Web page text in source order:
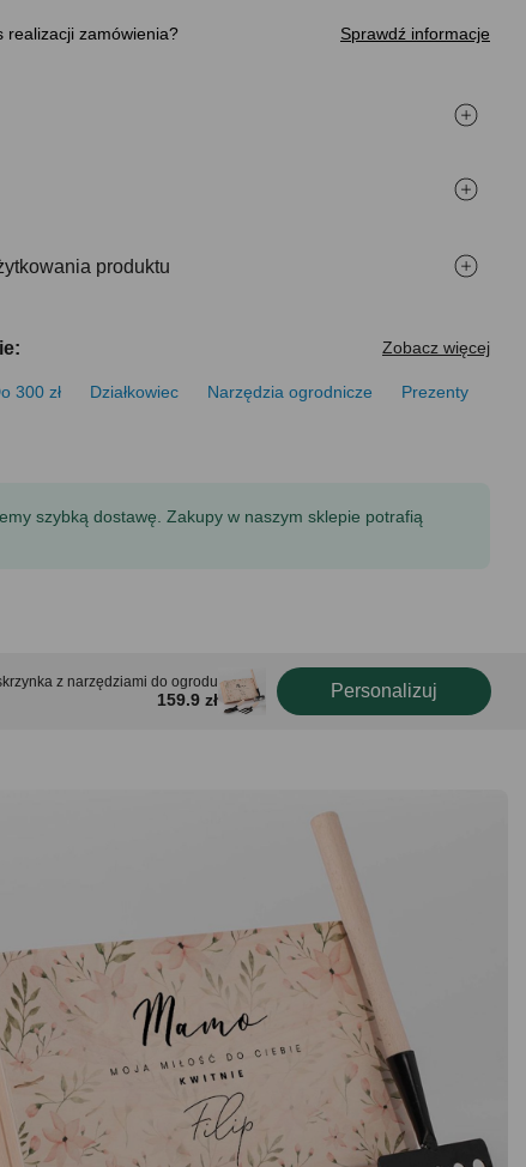
realizacji zamówienia Sprawdź informacje
produktu
Zobacz więcej
300 zł Działkowiec Narzędzia ogrodnicze
Prezenty
szybką dostawę. Zakupy w naszym sklepie potrafią
z narzędziami do ogrodu
159.9 zł Personalizuj